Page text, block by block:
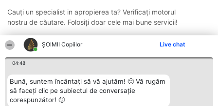
ȘOIMII Copiilor Live chat
04:48
Bună, suntem încântați să vă ajutăm! 🙂 Vă rugăm
să faceți clic pe subiectul de conversație
corespunzător! 🙂
Cauți un specialist in apropierea ta? Verificați motorul
nostru de căutare. Folosiți doar cele mai bune servicii!